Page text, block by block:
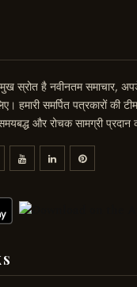
स्रोत है नवीनतम समाचार,
हमारी समर्पित पत्रकारों की
और रोचक सामग्री